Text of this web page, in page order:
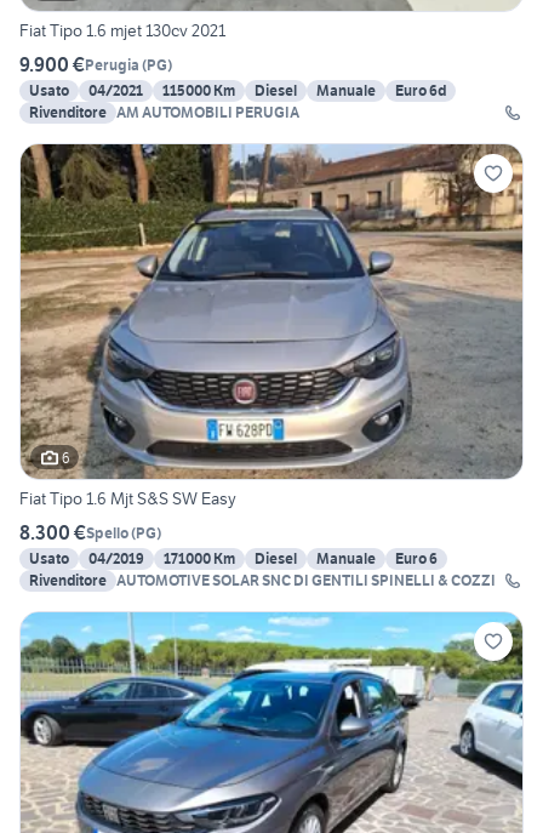
Fiat Tipo 1.6 mjet 130cv 2021
9.900 €Perugia (PG)
Usato
04/2021 115000 Km Diesel Manuale
Euro 6d
Rivenditore AM AUTOMOBILI PERUGIA
6
Fiat Tipo 1.6 Mjt S&S SW Easy
8.300 €Spello(PG)
Usato
04/2019 171000 Km Diesel Manuale
Euro 6
Rivenditore AUTOMOTIVE SOLAR SNC DI GENTILI SPINELLI & COZZI